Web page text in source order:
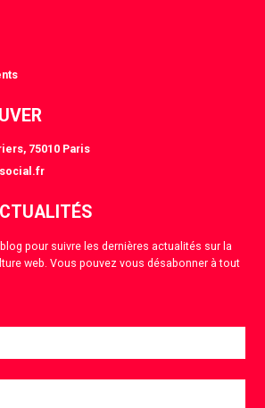
75010 Paris
pour suivre les dernières actualités sur la
web. Vous pouvez vous désabonner à tout